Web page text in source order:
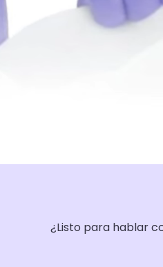
¿Listo para hablar